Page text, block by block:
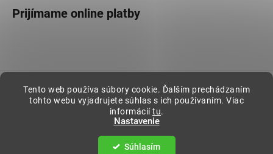
Tento web používa súbory cookie. Ďalším prechádzaním
tohto webu vyjadrujete súhlas s ich používaním. Viac
informáciítu.
Nastavenie
Súhlasím
Prijímame online platby
Vytvoril Shoptet
Copyright 2026Stylovej . Všetky práva vyhradené.